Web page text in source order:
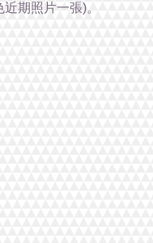
期照片一張)。